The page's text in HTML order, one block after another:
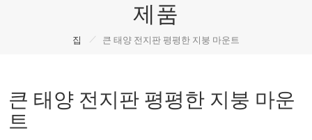
제품
집 / 큰 태양 전지판 평평한 지붕 마운트
큰 태양 전지판 평평한 지붕 마운
트